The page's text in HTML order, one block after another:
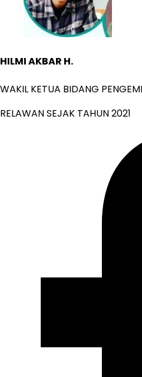
HILMI AKBAR H.
WAKIL KETUA BIDANG
RELAWAN SEJAK TAHUN 2021